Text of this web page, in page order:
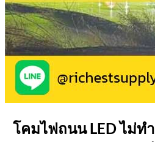
โคมไฟถนน LED ไม่ท